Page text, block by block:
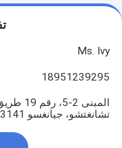
Ms. Ivy
18951239295
المبنى
تشانغتشو، جيانغسو 213141، الصين